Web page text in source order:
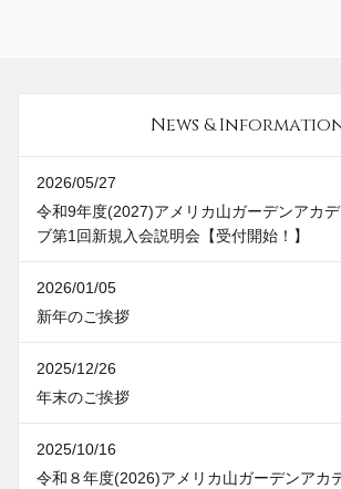
News &
2026/05/27
令和9年度(2027)アメリカ山ガーデンアカ
ブ第1回新規入会説明会【受付開始！】
2026/01/05
新年のご挨拶
2025/12/26
年末のご挨拶
2025/10/16
令和８年度(2026)アメリカ山ガーデンアカ